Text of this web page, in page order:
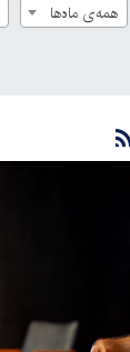
همه‌ی ماه‌ها